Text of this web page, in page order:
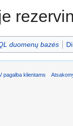
duomenų bazės
pagalba klientams